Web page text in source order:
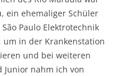
ein ehemaliger Schüler
Paulo Elektrotechnik
in der Krankenstation
und bei weiteren
nahm ich von